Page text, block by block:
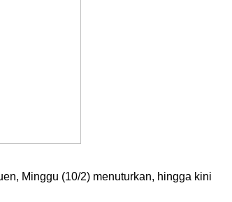
Minggu (10/2) menuturkan, hingga kini